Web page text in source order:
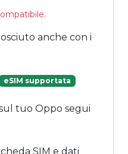
anche con i
eSIM supportata
tuo Oppo segui
SIM e dati